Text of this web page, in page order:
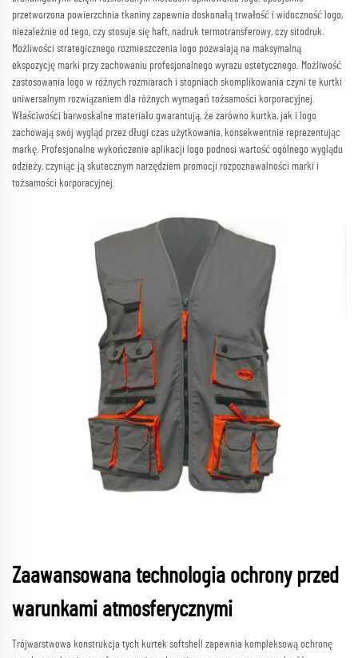
przetworzona powierzchnia tkaniny zapewnia doskonałą trwałość i widoczność logo,
niezależnie od tego, czy stosuje się haft, nadruk termotransferowy, czy sitodruk.
Możliwości strategicznego rozmieszczenia logo pozwalają na maksymalną
ekspozycję marki przy zachowaniu profesjonalnego wyrazu estetycznego. Możliwość
zastosowania logo w różnych rozmiarach i stopniach skomplikowania czyni te kurtki
uniwersalnym rozwiązaniem dla różnych wymagań tożsamości korporacyjnej.
Właściwości barwoskalne materiału gwarantują, że zarówno kurtka, jak i logo
zachowają swój wygląd przez długi czas użytkowania, konsekwentnie reprezentując
markę. Profesjonalne wykończenie aplikacji logo podnosi wartość ogólnego wyglądu
odzieży, czyniąc ją skutecznym narzędziem promocji rozpoznawalności marki i
tożsamości korporacyjnej.
Zaawansowana technologia ochrony przed
warunkami atmosferycznymi
Trójwarstwowa konstrukcja tych kurtek softshell zapewnia kompleksową ochronę